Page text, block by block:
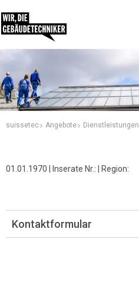
suissetec Angebote Dienstleistungen
01.01.1970 | Inserate Nr.: | Region:
Kontaktformular